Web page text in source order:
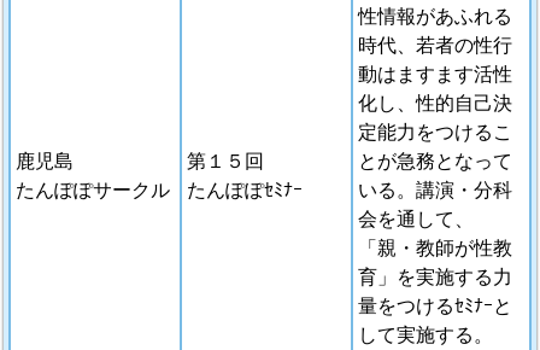
鹿児島
たんぽぽサークル
第１５回
たんぽぽｾﾐﾅｰ
性情報があふれる
時代、若者の性行
動はますます活性
化し、性的自己決
定能力をつけるこ
とが急務となって
いる。講演・分科
会を通して、
「親・教師が性教
育」を実施する力
量をつけるｾﾐﾅｰと
して実施する。